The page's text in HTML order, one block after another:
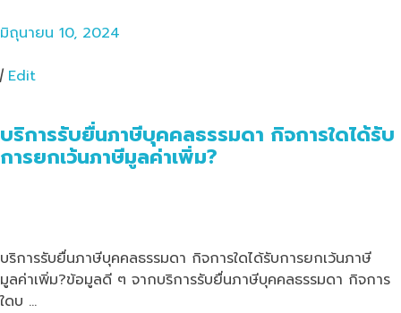
มิถุนายน 10, 2024
| Edit
บริการรับยื่นภาษีบุคคลธรรมดา กิจการใดได้รับ
การยกเว้นภาษีมูลค่าเพิ่ม?
บริการรับยื่นภาษีบุคคลธรรมดา กิจการใดได้รับการยกเว้นภาษี
มูลค่าเพิ่ม?ข้อมูลดี ๆ จากบริการรับยื่นภาษีบุคคลธรรมดา กิจการ
ใดบ …